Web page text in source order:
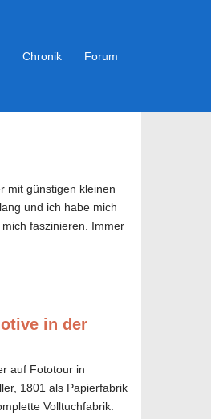
Chronik Forum
mit günstigen kleinen
und ich habe mich
faszinieren. Immer
in der
auf Fototour in
1801 als Papierfabrik
Volltuchfabrik.